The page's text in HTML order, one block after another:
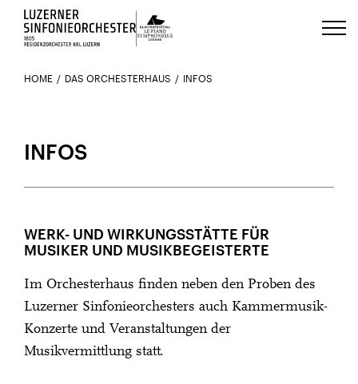
Luzerns Klavierfestival «Le Piano
HOME DAS ORCHESTERHAUS INFOS
INFOS
WERK- UND WIRKUNGSSTÄTTE FÜR
MUSIKER UND MUSIKBEGEISTERTE
Im Orchesterhaus finden neben den Proben des
Luzerner Sinfonieorchesters auch Kammermusik-
Konzerte und Veranstaltungen der
Musikvermittlung statt.